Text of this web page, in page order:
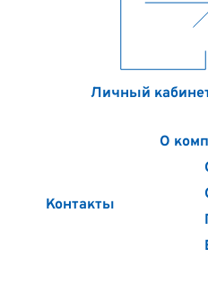
Личный
Контакты
О